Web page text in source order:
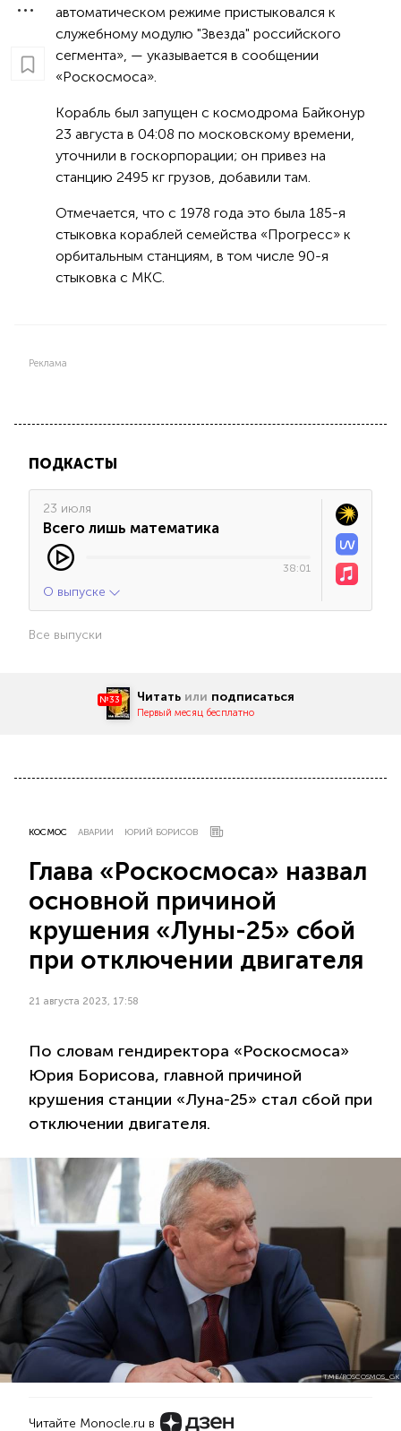
автоматическом режиме пристыковался к
служебному модулю "Звезда" российского
сегмента», — указывается в сообщении
«Роскосмоса».
Корабль был запущен с космодрома Байконур
23 августа в 04:08 по московскому времени,
уточнили в госкорпорации; он привез на
станцию 2495 кг грузов, добавили там.
Отмечается, что с 1978 года это была 185-я
стыковка кораблей семейства «Прогресс» к
орбитальным станциям, в том числе 90-я
стыковка с МКС.
Реклама
ПОДКАСТЫ
23 июля
Всего лишь математика
38:01
О выпуске
Все выпуски
№33 Читать или подписаться
Первый месяц бесплатно
КОСМОС АВАРИИ ЮРИЙ БОРИСОВ
Глава «Роскосмоса» назвал
основной причиной
крушения «Луны-25» сбой
при отключении двигателя
21 августа 2023, 17:58
По словам гендиректора «Роскосмоса»
Юрия Борисова, главной причиной
крушения станции «Луна-25» стал сбой при
отключении двигателя.
T.ME/ROSCOSMOS_GK
Читайте Monocle.ru в